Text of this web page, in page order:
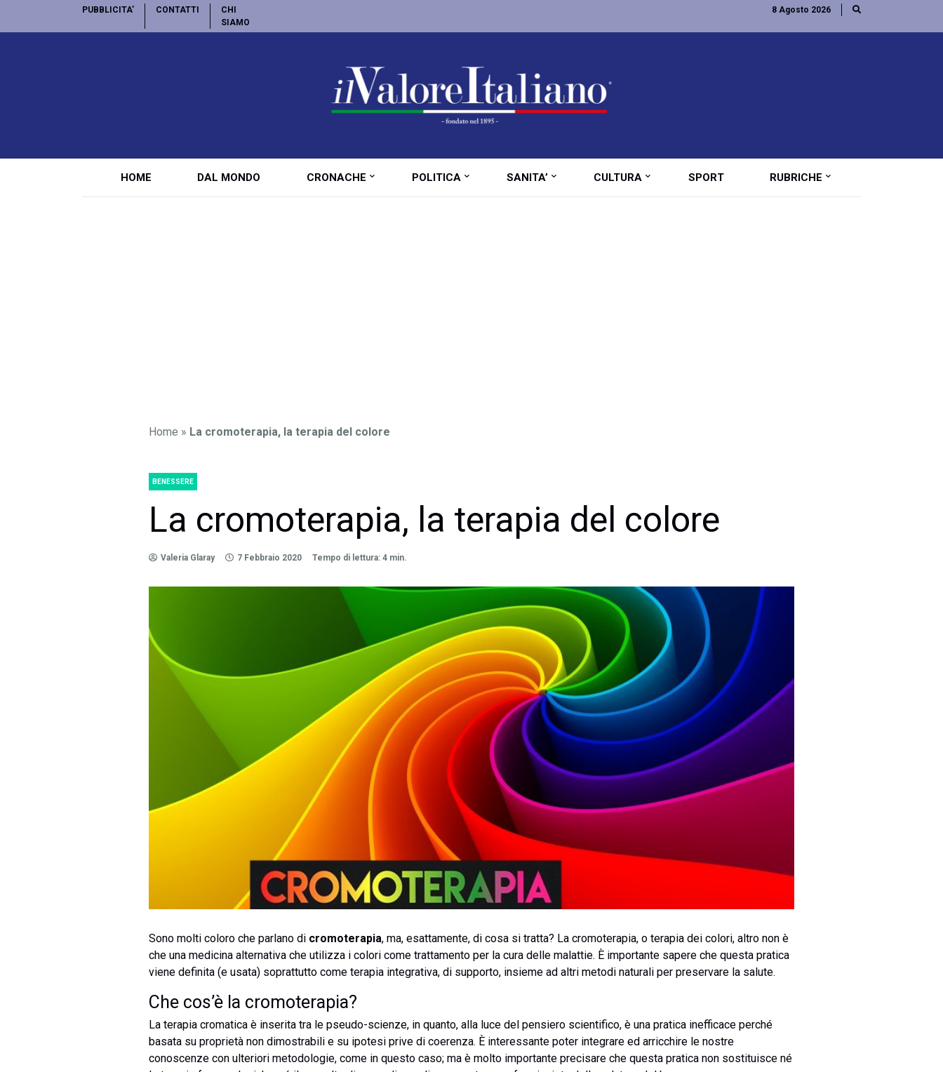
CHI
SIAMO
CONTATTI
PUBBLICITA’ 8 Agosto 2026
HOME DAL MONDO CRONACHE POLITICA SANITA’ CULTURA SPORT RUBRICHE
Home » La cromoterapia, la terapia del colore
BENESSERE
La cromoterapia, la terapia del colore
Valeria Glaray 7 Febbraio 2020 Tempo di lettura: 4 min.
Sono molti coloro che parlano di cromoterapia, ma, esattamente, di cosa si tratta? La cromoterapia, o terapia dei colori, altro non è
che una medicina alternativa che utilizza i colori come trattamento per la cura delle malattie. È importante sapere che questa pratica
viene definita (e usata) soprattutto come terapia integrativa, di supporto, insieme ad altri metodi naturali per preservare la salute.
Che cos’è la cromoterapia?
La terapia cromatica è inserita tra le pseudo-scienze, in quanto, alla luce del pensiero scientifico, è una pratica inefficace perché
basata su proprietà non dimostrabili e su ipotesi prive di coerenza. È interessante poter integrare ed arricchire le nostre
conoscenze con ulteriori metodologie, come in questo caso; ma è molto importante precisare che questa pratica non sostituisce né